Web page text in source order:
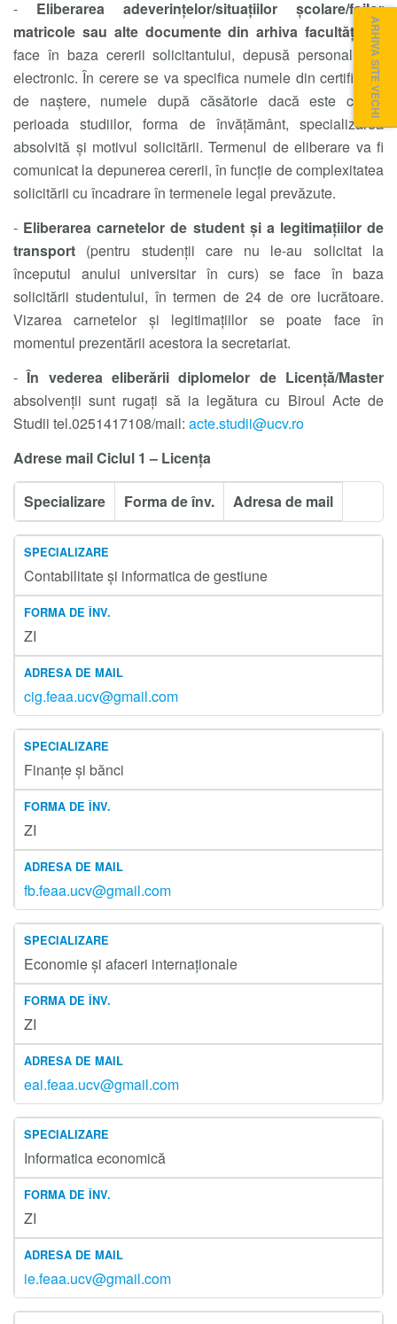
- Eliberarea adeverințelor/situațiilor școlare/foilor
matricole sau alte documente din arhiva facultății
se
face în baza cererii solicitantului, depusă personal sau
electronic. În cerere se va specifica numele din certificatul
de naștere, numele după căsătorie dacă este cazul,
perioada studiilor, forma de învățământ, specializarea
absolvită și motivul solicitării. Termenul de eliberare va fi
comunicat la depunerea cererii, în funcție de complexitatea
solicitării cu încadrare în termenele legal prevăzute.
- Eliberarea carnetelor de student și a legitimațiilor de
transport (pentru studenții care nu le-au solicitat la
începutul anului universitar în curs) se face în baza
solicitării studentului, în termen de 24 de ore lucrătoare.
Vizarea carnetelor și legitimațiilor se poate face în
momentul prezentării acestora la secretariat.
-În vederea eliberării diplomelor de Licență/Master
absolvenții sunt rugați să ia legătura cu Biroul Acte de
Studii tel.0251417108/mail: acte.studii@ucv.ro
Adrese mail Ciclul 1 – Licența
Specializare Forma de înv. Adresa de mail
Contabilitate și informatica de gestiune
ZI
cig.feaa.ucv@gmail.com
Finanțe și bănci
ZI
fb.feaa.ucv@gmail.com
Economie și afaceri internaționale
ZI
eai.feaa.ucv@gmail.com
Informatica economică
ZI
ie.feaa.ucv@gmail.com
ARHIVA SITE VECHI